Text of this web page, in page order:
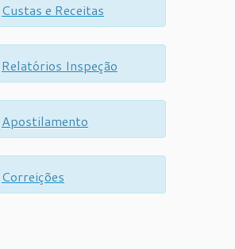
Custas e Receitas
Relatórios Inspeção
Apostilamento
Correições